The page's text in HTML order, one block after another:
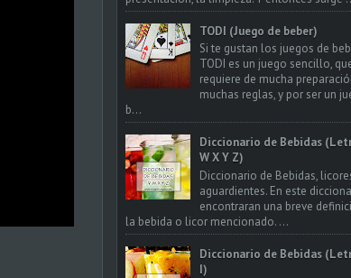
TODI (Juego de beber)
Si te gustan los juegos de
TODI es un juego sencillo,
requiere de mucha
muchas reglas, y por ser un
b...
Diccionario de Bebidas
W X Y Z)
Diccionario de Bebidas,
aguardientes. En este
encontraran una breve
la bebida o licor mencionado. ...
Diccionario de Bebidas
I)